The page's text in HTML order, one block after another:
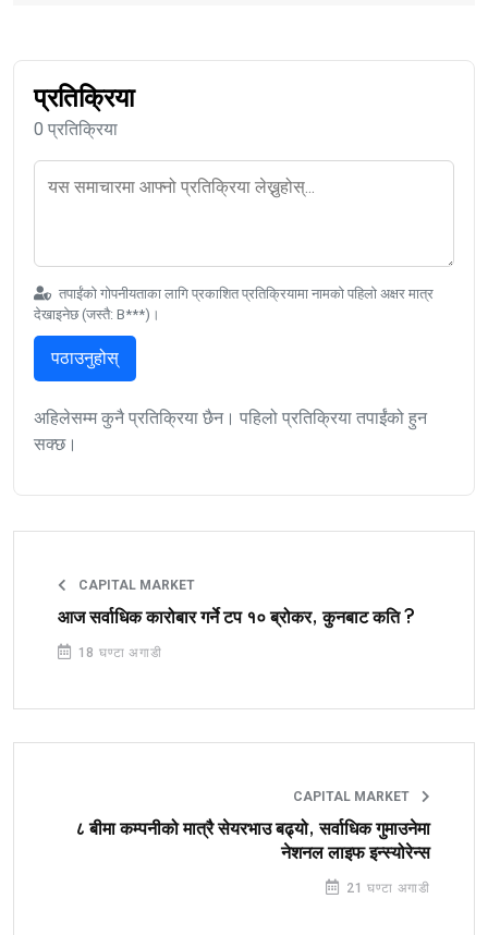
प्रतिक्रिया
0 प्रतिक्रिया
तपाईंको गोपनीयताका लागि प्रकाशित प्रतिक्रियामा नामको पहिलो अक्षर मात्र
देखाइनेछ (जस्तै: B***)।
पठाउनुहोस्
अहिलेसम्म कुनै प्रतिक्रिया छैन। पहिलो प्रतिक्रिया तपाईंको हुन
सक्छ।
CAPITAL MARKET
आज सर्वाधिक कारोबार गर्ने टप १० ब्रोकर, कुनबाट कति ?
18 घण्टा अगाडी
CAPITAL MARKET
८ बीमा कम्पनीको मात्रै सेयरभाउ बढ्यो, सर्वाधिक गुमाउनेमा
नेशनल लाइफ इन्स्योरेन्स
21 घण्टा अगाडी